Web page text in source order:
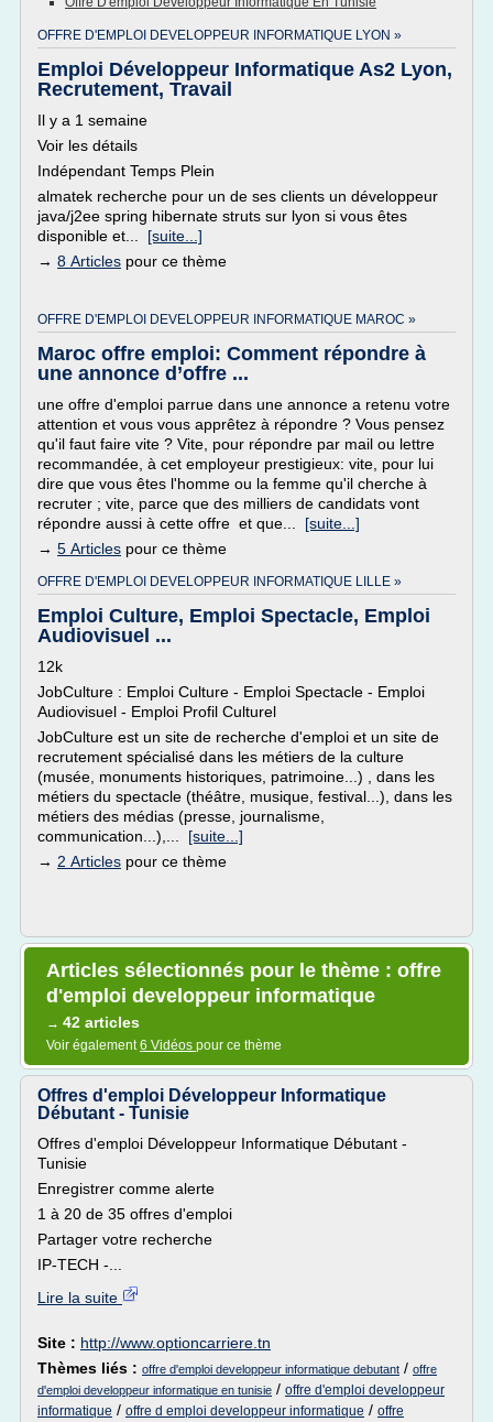
OFFRE D'EMPLOI DEVELOPPEUR INFORMATIQUE LYON »
Emploi Développeur Informatique As2 Lyon,
Recrutement, Travail
Il y a 1 semaine
Voir les détails
Indépendant Temps Plein
almatek recherche pour un de ses clients un développeur
java/j2ee spring hibernate struts sur lyon si vous êtes
disponible et... [suite...]
→ 8 Articles pour ce thème
OFFRE D'EMPLOI DEVELOPPEUR INFORMATIQUE MAROC »
Maroc offre emploi: Comment répondre à
une annonce d’offre ...
une offre d'emploi parrue dans une annonce a retenu votre
attention et vous vous apprêtez à répondre ? Vous pensez
qu'il faut faire vite ? Vite, pour répondre par mail ou lettre
recommandée, à cet employeur prestigieux: vite, pour lui
dire que vous êtes l'homme ou la femme qu'il cherche à
recruter ; vite, parce que des milliers de candidats vont
répondre aussi à cette offre et que... [suite...]
→ 5 Articles pour ce thème
OFFRE D'EMPLOI DEVELOPPEUR INFORMATIQUE LILLE »
Emploi Culture, Emploi Spectacle, Emploi
Audiovisuel ...
12k
JobCulture : Emploi Culture - Emploi Spectacle - Emploi
Audiovisuel - Emploi Profil Culturel
JobCulture est un site de recherche d'emploi et un site de
recrutement spécialisé dans les métiers de la culture
(musée, monuments historiques, patrimoine...) , dans les
métiers du spectacle (théâtre, musique, festival...), dans les
métiers des médias (presse, journalisme,
communication...),... [suite...]
→ 2 Articles pour ce thème
Articles sélectionnés pour le thème : offre
d'emploi developpeur informatique
→ 42 articles
Voir également6 Vidéos pour ce thème
Offres d'emploi Développeur Informatique
Débutant - Tunisie
Offres d'emploi Développeur Informatique Débutant -
Tunisie
Enregistrer comme alerte
1 à 20 de 35 offres d'emploi
Partager votre recherche
IP-TECH -...
Lire la suite
Site : http://www.optioncarriere.tn
Thèmes liés : offre d'emploi developpeur informatique debutant / offre
d'emploi developpeur informatique en tunisie / offre d'emploi developpeur
informatique / offre d emploi developpeur informatique / offre